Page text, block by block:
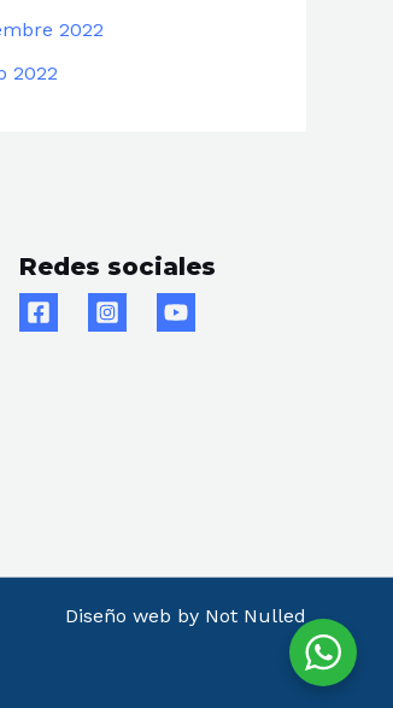
2022
2022
Redes sociales
Diseño web by Not Nulled